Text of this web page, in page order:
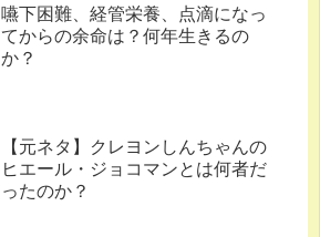
嚥下困難、経管栄養、点滴になっ
てからの余命は？何年生きるの
か？
【元ネタ】クレヨンしんちゃんの
ヒエール・ジョコマンとは何者だ
ったのか？